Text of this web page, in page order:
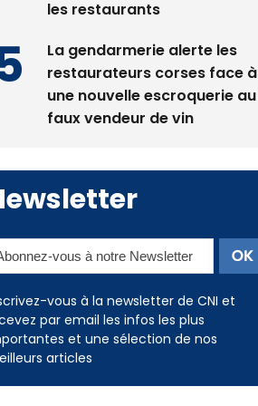
les restaurants
La gendarmerie alerte les
restaurateurs corses face à
une nouvelle escroquerie au
faux vendeur de vin
vous à la newsletter de CNI et
par email les infos les plus
et une sélection de nos
articles